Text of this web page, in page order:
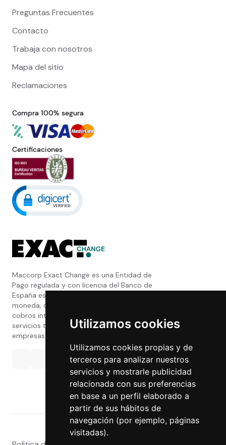
Utilizamos cookies
Utilizamos cookies propias y de
terceros para analizar nuestros
servicios y mostrarle publicidad
relacionada con sus preferencias
en base a un perfil elaborado a
partir de sus hábitos de
navegación (por ejemplo, páginas
visitadas).
Preguntas Frecuentes
Contacto
Trabaja con nosotros
Mapa del sitio
Reclamaciones
Compra 100% segura
Certificaciones
Maccorp Exact Change es una Entidad de
Pago regulada y con licencia del Banco de
España especializada en cambio de
moneda, divisas, transferencias, pagos y
cobros internacionales que presta estos
servicios tanto a particulares como a
empresas.